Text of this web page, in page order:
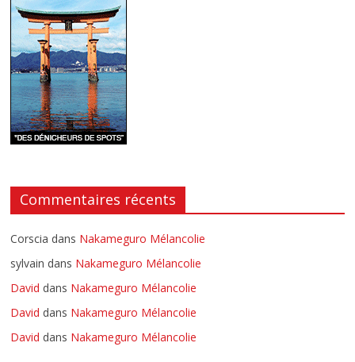
Commentaires récents
Corscia dans Nakameguro Mélancolie
sylvain dans Nakameguro Mélancolie
David dans Nakameguro Mélancolie
David dans Nakameguro Mélancolie
David dans Nakameguro Mélancolie